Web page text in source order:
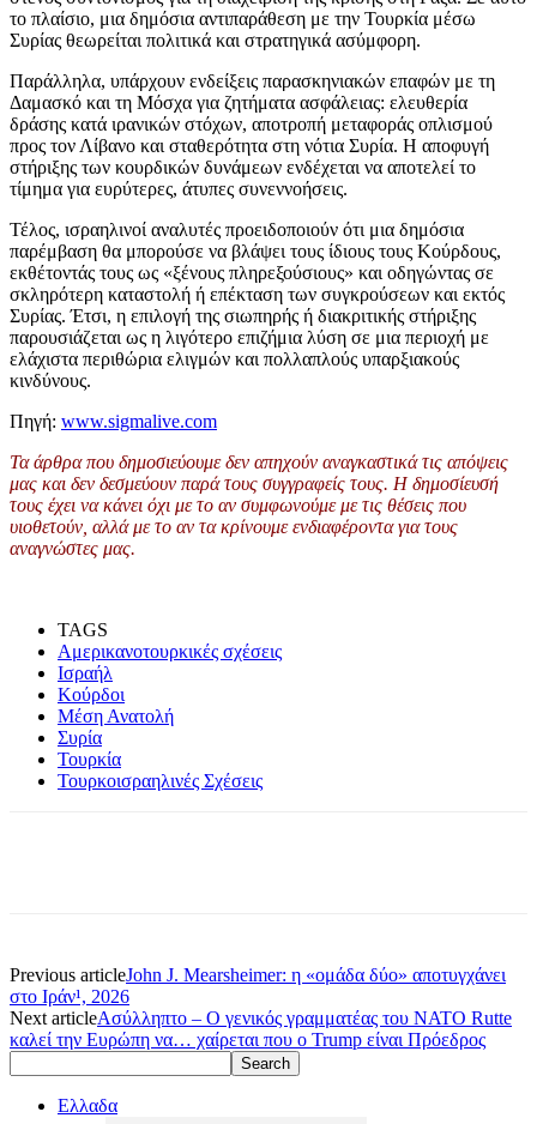
το πλαίσιο, μια δημόσια αντιπαράθεση με την Τουρκία μέσω
Συρίας θεωρείται πολιτικά και στρατηγικά ασύμφορη.
Παράλληλα, υπάρχουν ενδείξεις παρασκηνιακών επαφών με τη
Δαμασκό και τη Μόσχα για ζητήματα ασφάλειας: ελευθερία
δράσης κατά ιρανικών στόχων, αποτροπή μεταφοράς οπλισμού
προς τον Λίβανο και σταθερότητα στη νότια Συρία. Η αποφυγή
στήριξης των κουρδικών δυνάμεων ενδέχεται να αποτελεί το
τίμημα για ευρύτερες, άτυπες συνεννοήσεις.
Τέλος, ισραηλινοί αναλυτές προειδοποιούν ότι μια δημόσια
παρέμβαση θα μπορούσε να βλάψει τους ίδιους τους Κούρδους,
εκθέτοντάς τους ως «ξένους πληρεξούσιους» και οδηγώντας σε
σκληρότερη καταστολή ή επέκταση των συγκρούσεων και εκτός
Συρίας. Έτσι, η επιλογή της σιωπηρής ή διακριτικής στήριξης
παρουσιάζεται ως η λιγότερο επιζήμια λύση σε μια περιοχή με
ελάχιστα περιθώρια ελιγμών και πολλαπλούς υπαρξιακούς
κινδύνους.
Πηγή: www.sigmalive.com
Τα άρθρα που δημοσιεύουμε δεν απηχούν αναγκαστικά τις απόψεις
μας και δεν δεσμεύουν παρά τους συγγραφείς τους. Η δημοσίευσή
τους έχει να κάνει όχι με το αν συμφωνούμε με τις θέσεις που
υιοθετούν, αλλά με το αν τα κρίνουμε ενδιαφέροντα για τους
αναγνώστες μας.
TAGS
Αμερικανοτουρκικές σχέσεις
Ισραήλ
Κούρδοι
Μέση Ανατολή
Συρία
Τουρκία
Τουρκοισραηλινές Σχέσεις
Previous articleJohn J. Mearsheimer: η «ομάδα δύο» αποτυγχάνει
στο Ιράν¹, 2026
Next articleΑσύλληπτο – Ο γενικός γραμματέας του ΝΑΤΟ Rutte
καλεί την Ευρώπη να… χαίρεται που ο Trump είναι Πρόεδρος
Ελλαδα